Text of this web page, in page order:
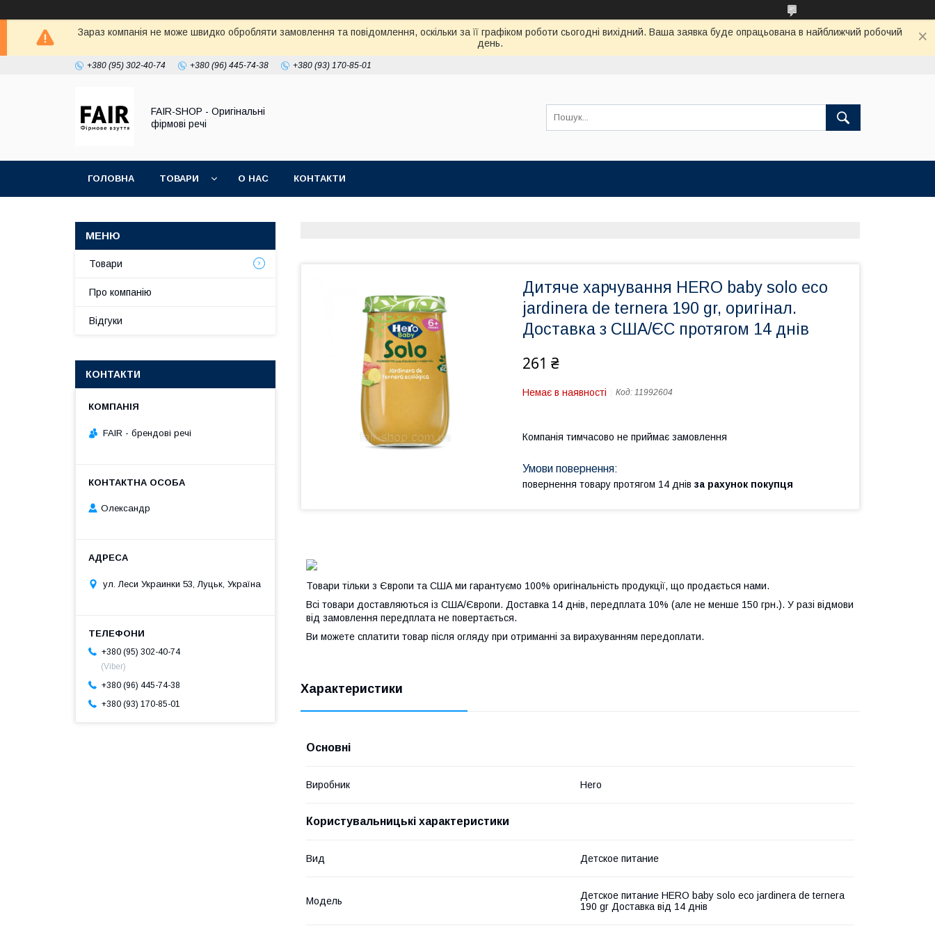
Зараз компанія не може швидко обробляти замовлення та повідомлення, оскільки за її графіком роботи сьогодні вихідний. Ваша заявка буде опрацьована в найближчий робочий
день.
+380 (95) 302-40-74 +380 (96) 445-74-38 +380 (93) 170-85-01
FAIR-SHOP - Оригінальні
фірмові речі
ГОЛОВНА ТОВАРИ О НАС КОНТАКТИ
Дитяче харчування HERO baby solo eco
jardinera de ternera 190 gr, оригінал.
Доставка з США/ЄС протягом 14 днів
261 ₴
Немає в наявності Код: 11992604
Компанія тимчасово не приймає замовлення
повернення товару протягом 14 днів за рахунок покупця
Товари тільки з Європи та США ми гарантуємо 100% оригінальність продукції, що продається нами.
Всі товари доставляються із США/Європи. Доставка 14 днів, передплата 10% (але не менше 150 грн.). У разі відмови
від замовлення передплата не повертається.
Ви можете сплатити товар після огляду при отриманні за вирахуванням передоплати.
Характеристики
Основні
Виробник Hero
Користувальницькі характеристики
Вид Детское питание
Мoдель
Детское питание HERO baby solo eco jardinera de ternera
190 gr Доставка від 14 днів
Товари
Про компанію
Відгуки
КОНТАКТИ
FAIR - брендові речі
Олександр
ул. Леси Украинки 53, Луцьк, Україна
+380 (95) 302-40-74
(Viber)
+380 (96) 445-74-38
+380 (93) 170-85-01